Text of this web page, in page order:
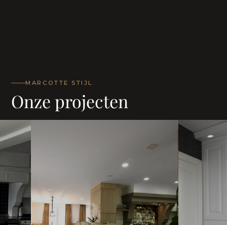
MARCOTTE STIJL
Onze projecten